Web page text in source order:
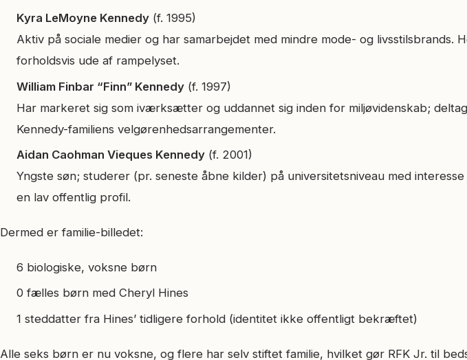
Kyra LeMoyne Kennedy (f. 1995)
Aktiv på sociale medier og har samarbejdet med mindre mode- og livsstilsbrands.
forholdsvis ude af rampelyset.
William Finbar “Finn” Kennedy (f. 1997)
Har markeret sig som iværksætter og uddannet sig inden for miljøvidenskab;
Kennedy-familiens velgørenhedsarrangementer.
Aidan Caohman Vieques Kennedy (f. 2001)
Yngste søn; studerer (pr. seneste åbne kilder) på universitetsniveau med
en lav offentlig profil.
Dermed er familie-billedet:
6 biologiske, voksne børn
0 fælles børn med Cheryl Hines
1 steddatter fra Hines’ tidligere forhold (identitet ikke offentligt bekræftet)
Alle seks børn er nu voksne, og flere har selv stiftet familie, hvilket gør RFK Jr. til